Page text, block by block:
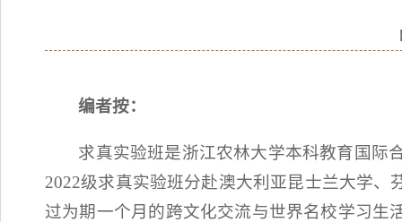
编者按：
求真实验班是浙江农林大学本科教育国际
2022级求真实验班分赴澳大利亚昆士兰大学
过为期一个月的跨文化交流与世界名校学习生